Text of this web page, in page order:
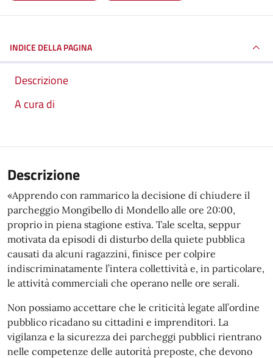
INDICE DELLA PAGINA
Descrizione
A cura di
Descrizione
«Apprendo con rammarico la decisione di chiudere il
parcheggio Mongibello di Mondello alle ore 20:00,
proprio in piena stagione estiva. Tale scelta, seppur
motivata da episodi di disturbo della quiete pubblica
causati da alcuni ragazzini, finisce per colpire
indiscriminatamente l’intera collettività e, in particolare,
le attività commerciali che operano nelle ore serali.
Non possiamo accettare che le criticità legate all’ordine
pubblico ricadano su cittadini e imprenditori. La
vigilanza e la sicurezza dei parcheggi pubblici rientrano
nelle competenze delle autorità preposte, che devono